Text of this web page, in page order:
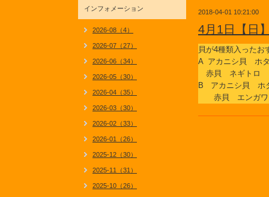
2018-04-01 10:21:00
4月1日【日
貝が4種類入ったお
A アカニシ貝
赤貝 ネギトロ
B アカニシ貝
赤貝 エンガワ
インフォメーション
2026-08（4）
2026-07（27）
2026-06（34）
2026-05（30）
2026-04（35）
2026-03（30）
2026-02（33）
2026-01（26）
2025-12（30）
2025-11（31）
2025-10（26）